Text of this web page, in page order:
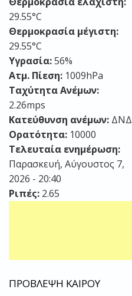
29.55°C
Θερμοκρασία μέγιστη:
29.55°C
Υγρασία:56%
Ατμ. Πίεση: 1009hPa
Ταχύτητα Ανέμων:
2.26mps
Κατεύθυνση ανέμων: ΔΝΔ
Ορατότητα: 10000
Τελευταία ενημέρωση:
Παρασκευή, Αύγουστος 7,
2026 - 20:40
Ριπές: 2.65
ΠΡΟΒΛΕΨΗ ΚΑΙΡΟΥ